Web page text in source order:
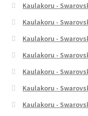
Kaulakoru -
Kaulakoru -
Kaulakoru -
Kaulakoru -
Kaulakoru -
Kaulakoru -
Kaulakoru -